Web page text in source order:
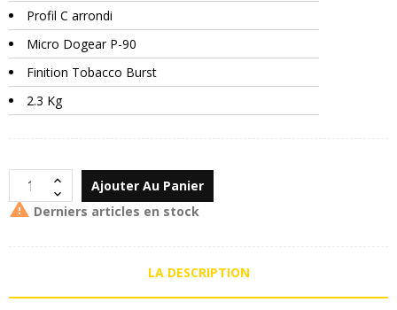
Profil C arrondi
Micro Dogear P-90
Finition Tobacco Burst
2.3 Kg
Ajouter Au Panier
 Derniers articles en stock
LA DESCRIPTION